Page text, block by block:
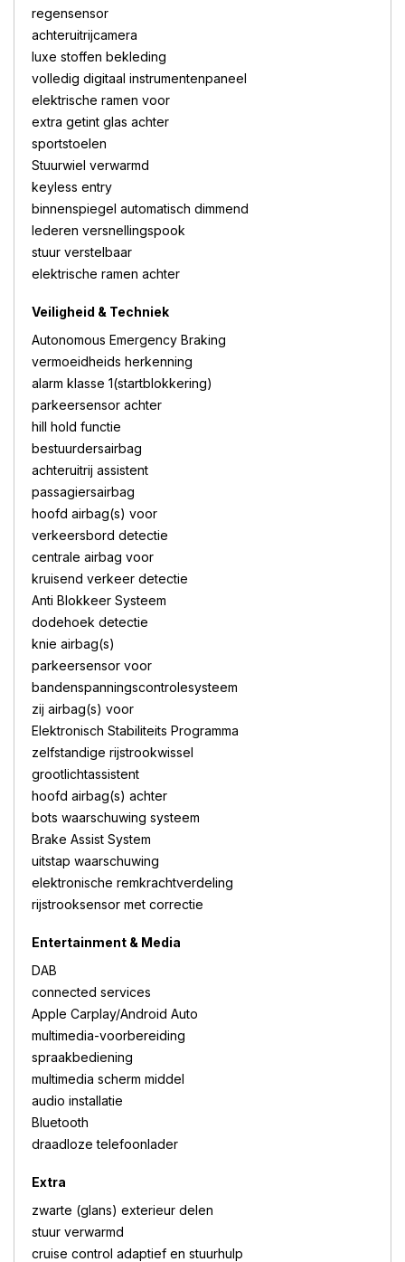
regensensor
achteruitrijcamera
luxe stoffen bekleding
volledig digitaal instrumentenpaneel
elektrische ramen voor
extra getint glas achter
sportstoelen
Stuurwiel verwarmd
keyless entry
binnenspiegel automatisch dimmend
lederen versnellingspook
stuur verstelbaar
elektrische ramen achter
Veiligheid & Techniek
Autonomous Emergency Braking
vermoeidheids herkenning
alarm klasse 1(startblokkering)
parkeersensor achter
hill hold functie
bestuurdersairbag
achteruitrij assistent
passagiersairbag
hoofd airbag(s) voor
verkeersbord detectie
centrale airbag voor
kruisend verkeer detectie
Anti Blokkeer Systeem
dodehoek detectie
knie airbag(s)
parkeersensor voor
bandenspanningscontrolesysteem
zij airbag(s) voor
Elektronisch Stabiliteits Programma
zelfstandige rijstrookwissel
grootlichtassistent
hoofd airbag(s) achter
bots waarschuwing systeem
Brake Assist System
uitstap waarschuwing
elektronische remkrachtverdeling
rijstrooksensor met correctie
Entertainment & Media
DAB
connected services
Apple Carplay/Android Auto
multimedia-voorbereiding
spraakbediening
multimedia scherm middel
audio installatie
Bluetooth
draadloze telefoonlader
Extra
zwarte (glans) exterieur delen
stuur verwarmd
cruise control adaptief en stuurhulp